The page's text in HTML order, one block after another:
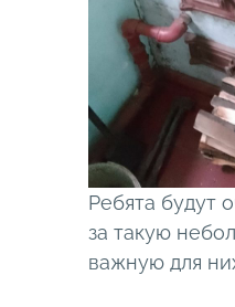
Ребята будут
за такую
важную для